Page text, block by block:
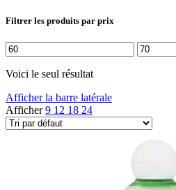
Filtrer les produits par prix
Prix
min
Prix
max
Voici le seul résultat
Afficher la barre latérale
Afficher9 12 18 24